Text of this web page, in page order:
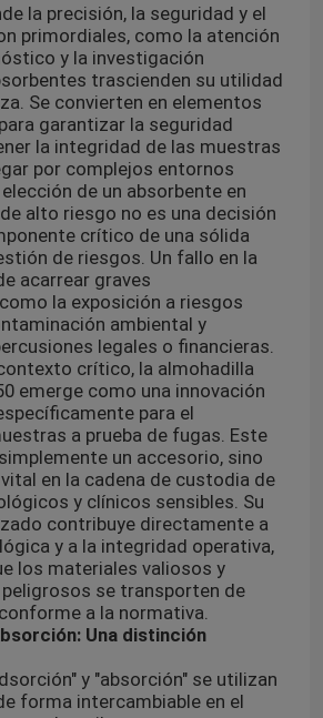
la precisión, la seguridad y el
primordiales, como la atención
y la investigación
trascienden su utilidad
Se convierten en elementos
garantizar la seguridad
la integridad de las muestras
por complejos entornos
de un absorbente en
alto riesgo no es una decisión
crítico de una sólida
de riesgos. Un fallo en la
acarrear graves
la exposición a riesgos
ambiental y
legales o financieras.
crítico, la almohadilla
emerge como una innovación
para el
a prueba de fugas. Este
un accesorio, sino
en la cadena de custodia de
y clínicos sensibles. Su
contribuye directamente a
y a la integridad operativa,
los materiales valiosos y
se transporten de
a la normativa.
Una distinción
y "absorción" se utilizan
forma intercambiable en el